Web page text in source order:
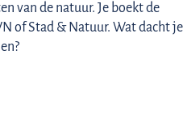
van de natuur. Je boekt de
of Stad & Natuur. Wat dacht je